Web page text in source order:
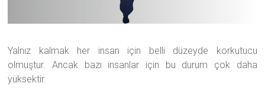
Yalnız kalmak her insan için belli düzeyde korkutucu
olmuştur. Ancak bazı insanlar için bu durum çok daha
yüksektir.